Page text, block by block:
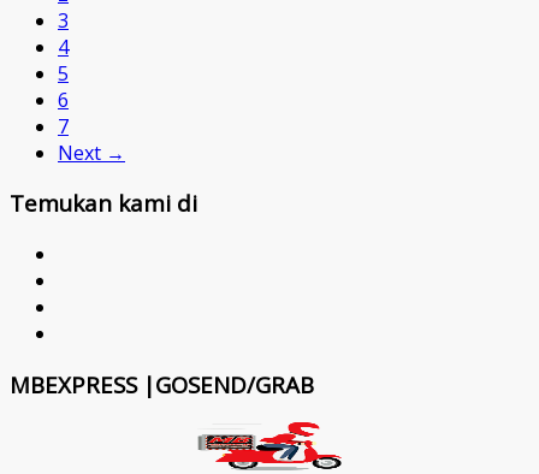
3
4
5
6
7
Next →
Temukan kami di
MBEXPRESS |GOSEND/GRAB